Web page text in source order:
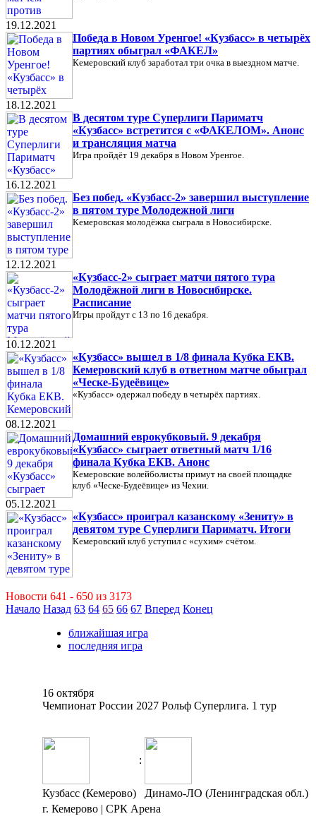
19.12.2021
Победа в Новом Уренгое! «Кузбасс» в четырёх
партиях обыграл «ФАКЕЛ»
Кемеровский клуб заработал три очка в выездном матче.
18.12.2021
В десятом туре Суперлиги Париматч
«Кузбасс» встретится с «ФАКЕЛОМ». Анонс
и трансляция матча
Игра пройдёт 19 декабря в Новом Уренгое.
16.12.2021
Без побед. «Кузбасс-2» завершил выступление
в пятом туре Молодежной лиги
Кемеровская молодёжка сыграла в Новосибирске.
12.12.2021
«Кузбасс-2» сыграет матчи пятого тура
Молодёжной лиги в Новосибирске.
Расписание
Игры пройдут с 13 по 16 декабря.
10.12.2021
«Кузбасс» вышел в 1/8 финала Кубка ЕКВ.
Кемеровский клуб в ответном матче обыграл
«Ческе-Будеёвице»
«Кузбасс» одержал победу в четырёх партиях.
08.12.2021
Домашний еврокубковый. 9 декабря
«Кузбасс» сыграет ответный матч 1/16
финала Кубка ЕКВ. Анонс
Кемеровские волейболисты примут на своей площадке
клуб «Ческе-Будеёвице» из Чехии.
05.12.2021
«Кузбасс» проиграл казанскому «Зениту» в
девятом туре Суперлиги Париматч. Итоги
Кемеровский клуб уступил с «сухим» счётом.
Новости 641 - 650 из 3173
Начало Назад 63 64 65 66 67 Вперед Конец
ближайшая игра
последняя игра
16 октября
Чемпионат России 2027 Рольф Суперлига. 1 тур
:
Кузбасс (Кемерово)
Динамо-ЛО (Ленинградская обл.)
г. Кемерово | СРК Арена